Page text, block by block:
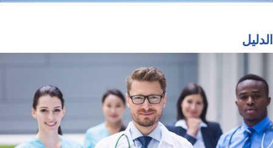
الدليل